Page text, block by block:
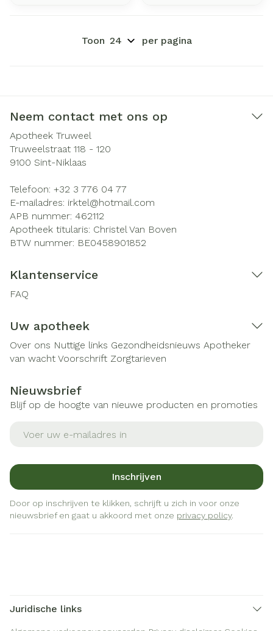
Toon per pagina
Neem contact met ons op
Apotheek Truweel
Truweelstraat 118 - 120
9100 Sint-Niklaas
Telefoon: +32 3 776 04 77
E-mailadres: irktel@hotmail.com
APB nummer: 462112
Apotheek titularis: Christel Van Boven
BTW nummer: BE0458901852
Klantenservice
FAQ
Uw apotheek
Over ons Nuttige links Gezondheidsnieuws Apotheker
van wacht Voorschrift Zorgtarieven
Nieuwsbrief
Blijf op de hoogte van nieuwe producten en promoties
Inschrijven
Door op inschrijven te klikken, schrijft u zich in voor onze
nieuwsbrief en gaat u akkoord met onze privacy policy.
Juridische links